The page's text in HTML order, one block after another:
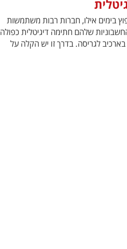
בימים אילו, חברות רבות משתמשות
שלהם חתימה דיגיטלית כפולה
לגריסה. בדרך זו יש הקלה על